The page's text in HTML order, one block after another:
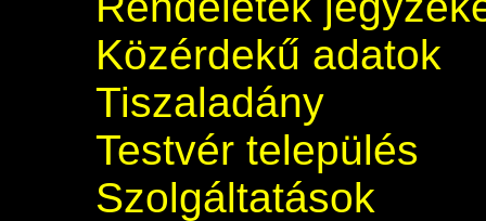
Közérdekű adatok
Tiszaladány
Testvér település
Szolgáltatások